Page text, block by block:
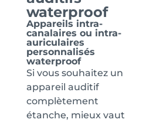
waterproof
Appareils intra-
canalaires ou intra-
auriculaires
personnalisés
waterproof
Si vous souhaitez un
appareil auditif
complètement
étanche, mieux vaut